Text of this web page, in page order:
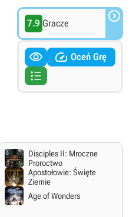
7.9 Gracze 
  Oceń Grę

Disciples II: Mroczne
Proroctwo
Apostołowie: Święte
Ziemie
Age of Wonders